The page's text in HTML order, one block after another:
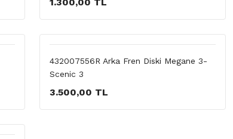
432007556R Arka Fren Diski Megane 3-
Scenic 3
3.500,00 TL